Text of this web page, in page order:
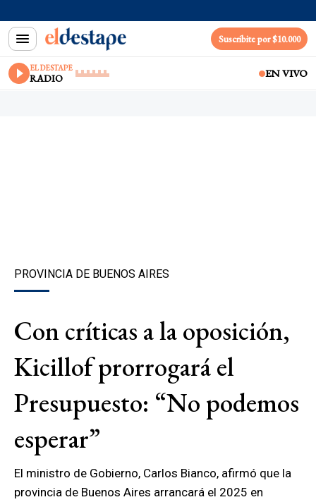
Suscribite por $10.000
EL DESTAPE
RADIO EN VIVO
PROVINCIA DE BUENOS AIRES
Con críticas a la oposición,
Kicillof prorrogará el
Presupuesto: “No podemos
esperar”
El ministro de Gobierno, Carlos Bianco, afirmó que la
provincia de Buenos Aires arrancará el 2025 en